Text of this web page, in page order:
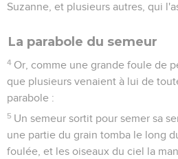
Suzanne, et plusieurs autres, qui
La parabole du semeur
4 Or, comme une grande foule de
que plusieurs venaient à lui de
parabole :
5 Un semeur sortit pour semer sa
une partie du grain tomba le long
foulée, et les oiseaux du ciel la